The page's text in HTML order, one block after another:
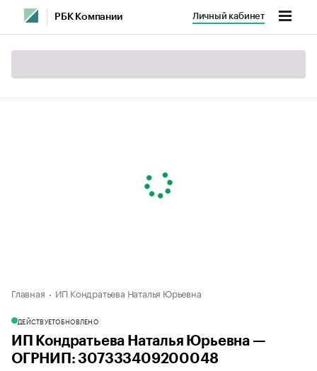
РБК Компании Личный кабинет
Главная ИП Кондратьева Наталья Юрьевна
ДЕЙСТВУЕТОБНОВЛЕНО
ИП Кондратьева Наталья Юрьевна —
ОГРНИП: 307333409200048